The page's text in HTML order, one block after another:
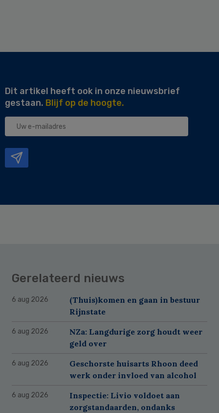
Dit artikel heeft ook in onze nieuwsbrief
gestaan. Blijf op de hoogte.
Uw
Gerelateerd nieuws
6 aug 2026
(Thuis)komen en gaan in bestuur
Rijnstate
6 aug 2026
NZa: Langdurige zorg houdt weer
geld over
6 aug 2026
Geschorste huisarts Rhoon deed
werk onder invloed van alcohol
6 aug 2026
Inspectie: Livio voldoet aan
zorgstandaarden, ondanks